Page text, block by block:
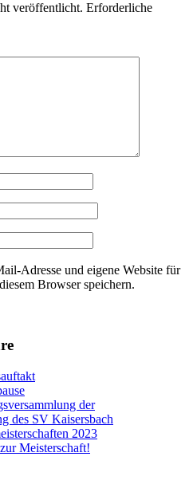
veröffentlicht. Erforderliche
Adresse und eigene Website für
Browser speichern.
der
des SV Kaisersbach
2023
Meisterschaft!